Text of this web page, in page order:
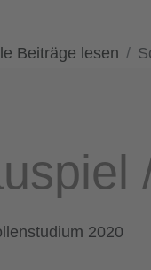
Beiträge lesen